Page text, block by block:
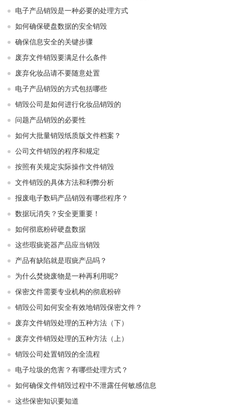
电子产品销毁是一种必要的处理方式
如何确保硬盘数据的安全销毁
确保信息安全的关键步骤
废弃文件销毁要满足什么条件
废弃化妆品请不要随意处置
电子产品销毁的方式包括哪些
销毁公司是如何进行化妆品销毁的
问题产品销毁的必要性
如何大批量销毁纸质版文件档案？
公司文件销毁的程序和规定
按照有关规定实际操作文件销毁
文件销毁的具体方法和利弊分析
报废电子数码产品销毁有哪些程序？
数据玩消失？安全更重要！
如何彻底粉碎硬盘数据
这些瑕疵瓷器产品应当销毁
产品有缺陷就是瑕疵产品吗？
为什么焚烧废物是一种再利用呢?
保密文件需要专业机构的彻底粉碎
销毁公司如何安全有效地销毁保密文件？
废弃文件销毁处理的五种方法（下）
废弃文件销毁处理的五种方法（上）
销毁公司处置销毁的全流程
电子垃圾的危害？有哪些处理方式？
如何确保文件销毁过程中不泄露任何敏感信息
这些保密知识要知道